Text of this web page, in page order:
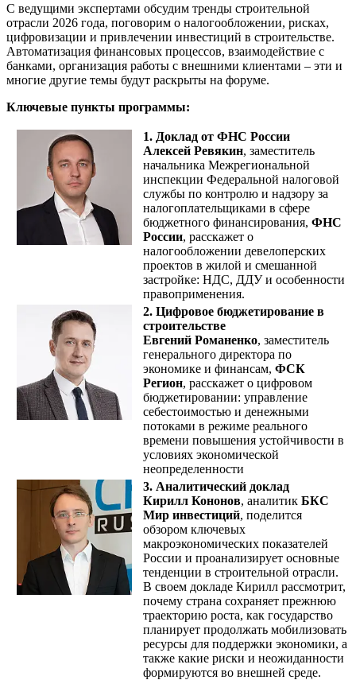
С ведущими экспертами обсудим тренды строительной
отрасли 2026 года, поговорим о налогообложении, рисках,
цифровизации и привлечении инвестиций в строительстве.
Автоматизация финансовых процессов, взаимодействие с
банками, организация работы с внешними клиентами – эти и
многие другие темы будут раскрыты на форуме.
Ключевые пункты программы:
1. Доклад от ФНС России
Алексей Ревякин, заместитель
начальника Межрегиональной
инспекции Федеральной налоговой
службы по контролю и надзору за
налогоплательщиками в сфере
бюджетного финансирования, ФНС
России, расскажет о
налогообложении девелоперских
проектов в жилой и смешанной
застройке: НДС, ДДУ и особенности
правоприменения.
2. Цифровое бюджетирование в
строительстве
Евгений Романенко, заместитель
генерального директора по
экономике и финансам, ФСК
Регион, расскажет о цифровом
бюджетировании: управление
себестоимостью и денежными
потоками в режиме реального
времени повышения устойчивости в
условиях экономической
неопределенности
3. Аналитический доклад
Кирилл Кононов, аналитик БКС
Мир инвестиций, поделится
обзором ключевых
макроэкономических показателей
России и проанализирует основные
тенденции в строительной отрасли.
В своем докладе Кирилл рассмотрит,
почему страна сохраняет прежнюю
траекторию роста, как государство
планирует продолжать мобилизовать
ресурсы для поддержки экономики, а
также какие риски и неожиданности
формируются во внешней среде.